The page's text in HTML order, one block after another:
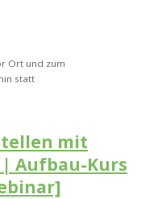
Ort und zum
statt
mit
| Aufbau-Kurs